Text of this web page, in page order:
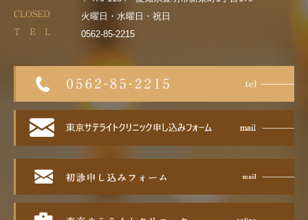
CLOSED 火曜日・水曜日・祝日
T E L 0562-85-2215